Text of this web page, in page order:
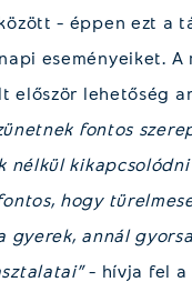
– éppen ezt a
eseményeiket.
először lehetőség
fontos
nélkül
hogy
gyerek, annál
– hívja fel a